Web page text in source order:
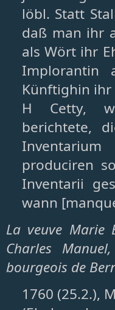
löbl. Statt
daß man ihr
als Wört ihr
Künftighin ihr
H Cetty,
berichtete,
produciren
Inventarii
wann
La veuve Marie
Charles
bourgeois de
1760 (25.2.),